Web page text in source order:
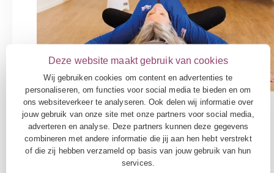
Deze website maakt gebruik van cookies
Wij gebruiken cookies om content en advertenties te
personaliseren, om functies voor social media te bieden en om
ons websiteverkeer te analyseren. Ook delen wij informatie over
jouw gebruik van onze site met onze partners voor social media,
adverteren en analyse. Deze partners kunnen deze gegevens
combineren met andere informatie die jij aan hen hebt verstrekt
of die zij hebben verzameld op basis van jouw gebruik van hun
services.
SPORT| 26 MAART 2026
Pilates bij rugklachten:
waarom wordt het in
2026 steeds vaker